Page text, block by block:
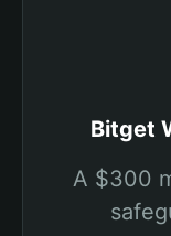
Bitget
A $300